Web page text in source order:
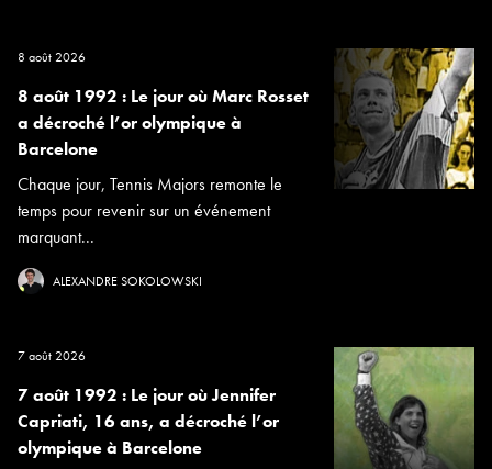
8 août 2026
8 août 1992 : Le jour où Marc Rosset
a décroché l’or olympique à
Barcelone
Chaque jour, Tennis Majors remonte le
temps pour revenir sur un événement
marquant...
ALEXANDRE SOKOLOWSKI
7 août 2026
7 août 1992 : Le jour où Jennifer
Capriati, 16 ans, a décroché l’or
olympique à Barcelone